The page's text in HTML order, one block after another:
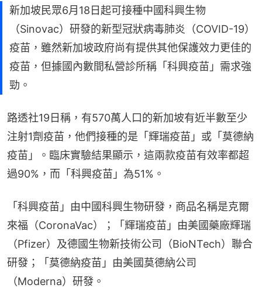
新加坡民眾6月18日起可接種中國科興生物
（Sinovac）研發的新型冠狀病毒肺炎（COVID-19）
疫苗，雖然新加坡政府尚有提供其他保護效力更佳的
疫苗，但據國內數間私營診所稱「科興疫苗」需求強
勁。
路透社19日稱，有570萬人口的新加坡有近半數至少
注射1劑疫苗，他們接種的是「輝瑞疫苗」或「莫德納
疫苗」。臨床實驗結果顯示，這兩款疫苗有效率都超
過90%，而「科興疫苗」為51%。
「科興疫苗」由中國科興生物研發，商品名稱是克爾
來福（CoronaVac）；「輝瑞疫苗」由美國藥廠輝瑞
（Pfizer）及德國生物新技術公司（BioNTech）聯合
研發；「莫德納疫苗」由美國莫德納公司
（Moderna）研發。